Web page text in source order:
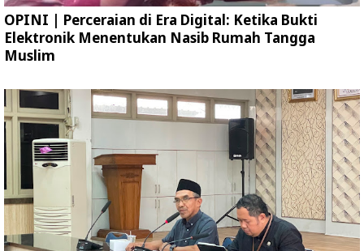
OPINI | Perceraian di Era Digital: Ketika Bukti
Elektronik Menentukan Nasib Rumah Tangga
Muslim